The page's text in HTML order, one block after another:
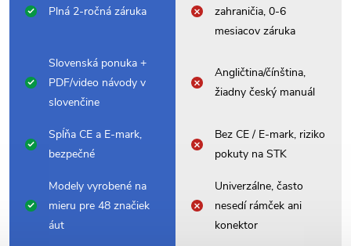
Plná 2-ročná záruka
zahraničia, 0-6
mesiacov záruka
Slovenská ponuka +
PDF/video návody v
slovenčine
Angličtina/čínština,
žiadny český manuál
Spĺňa CE a E-mark,
bezpečné
Bez CE / E-mark, riziko
pokuty na STK
Modely vyrobené na
mieru pre 48 značiek
áut
Univerzálne, často
nesedí rámček ani
konektor